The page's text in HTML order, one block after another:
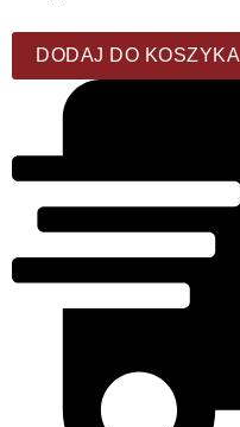
DODAJ DO KOSZYKA